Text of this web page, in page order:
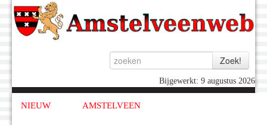
Bijgewerkt: 9 augustus 2026
NIEUW AMSTELVEEN